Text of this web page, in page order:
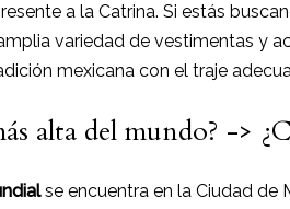
a la Catrina. Si estás
variedad de vestimentas y
mexicana con el traje
alta del mundo? ->
se encuentra en la Ciudad de